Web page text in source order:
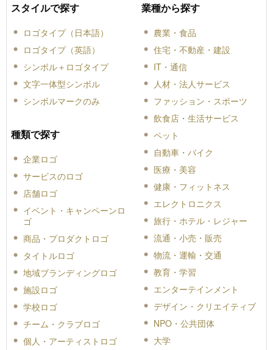
スタイルで探す
ロゴタイプ（日本語）
ロゴタイプ（英語）
シンボル＋ロゴタイプ
文字一体型シンボル
シンボルマークのみ
種類で探す
企業ロゴ
サービスのロゴ
店舗ロゴ
イベント・キャンペーンロ
ゴ
商品・プロダクトロゴ
タイトルロゴ
地域ブランディングロゴ
施設ロゴ
学校ロゴ
チーム・クラブロゴ
個人・アーティストロゴ
業種から探す
農業・食品
住宅・不動産・建設
IT・通信
人材・法人サービス
ファッション・スポーツ
飲食店・生活サービス
ペット
自動車・バイク
医療・美容
健康・フィットネス
エレクトロニクス
旅行・ホテル・レジャー
流通・小売・販売
物流・運輸・交通
教育・学習
エンターテインメント
デザイン・クリエイティブ
NPO・公共団体
大学